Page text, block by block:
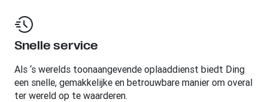
Snelle service
Als ‘s werelds toonaangevende oplaaddienst biedt Ding
een snelle, gemakkelijke en betrouwbare manier om overal
ter wereld op te waarderen.